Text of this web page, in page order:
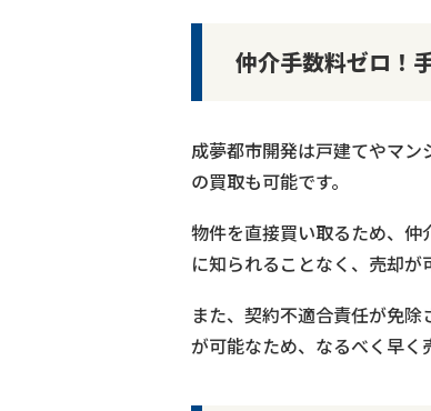
仲介手数料ゼロ！
成夢都市開発は戸建てやマ
の買取も可能です。
物件を直接買い取るため、
に知られることなく、売却が
また、契約不適合責任が免
が可能なため、なるべく早く